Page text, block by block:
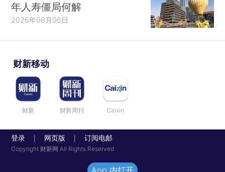
年人寿僵局何解
2026年08月06日
财新移动
财新 财新周刊 Caixin
登录 网页版 订阅电邮
Copyright 财新网 All Rights Reserved
App 内打开